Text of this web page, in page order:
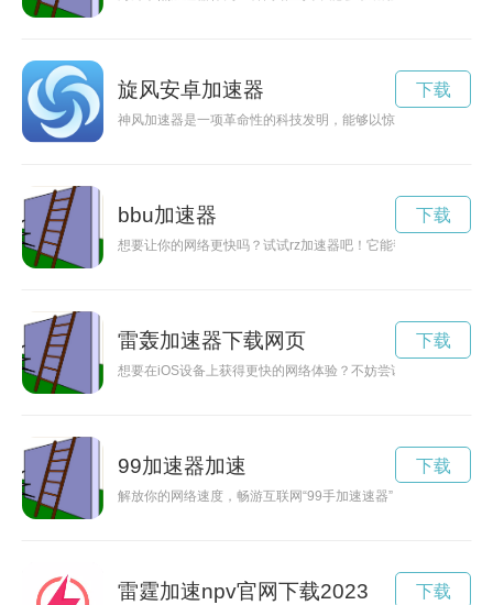
旋风安卓加速器
神风加速器是一项革命性的科技发明，能够以惊人的速度加速
下载
bbu加速器
想要让你的网络更快吗？试试rz加速器吧！它能帮助你轻松提
下载
雷轰加速器下载网页
想要在iOS设备上获得更快的网络体验？不妨尝试雷轰加速器
下载
99加速器加速
解放你的网络速度，畅游互联网“99手加速速器” 关键词: 99手
下载
雷霆加速npv官网下载2023 下载